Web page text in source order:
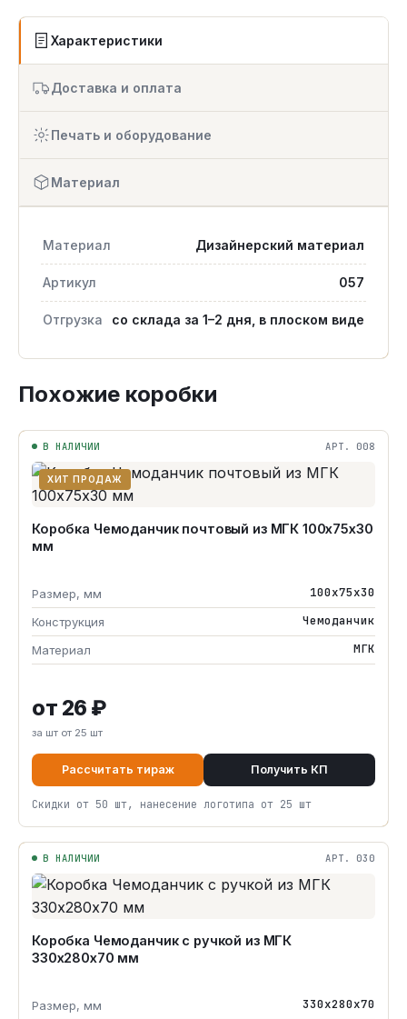
Характеристики
Доставка и оплата
Печать и оборудование
Материал
Материал Дизайнерский материал
Артикул 057
Отгрузка со склада за 1–2 дня, в плоском виде
Похожие коробки
В НАЛИЧИИ АРТ. 008
ХИТ ПРОДАЖ
Коробка Чемоданчик почтовый из МГК 100х75х30
мм
Размер, мм 100х75х30
Конструкция Чемоданчик
Материал МГК
от 26 ₽
за шт от 25 шт
Рассчитать тираж Получить КП
Скидки от 50 шт, нанесение логотипа от 25 шт
В НАЛИЧИИ АРТ. 030
Коробка Чемоданчик с ручкой из МГК
330х280х70 мм
Размер, мм 330х280х70